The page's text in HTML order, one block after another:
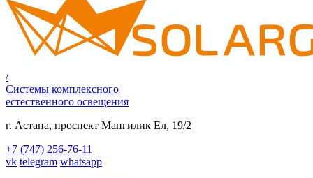
/
Системы комплексного
естественного освещения
г. Астана, проспект Мангилик Ел, 19/2
+7 (747) 256-76-11
vk telegram whatsapp